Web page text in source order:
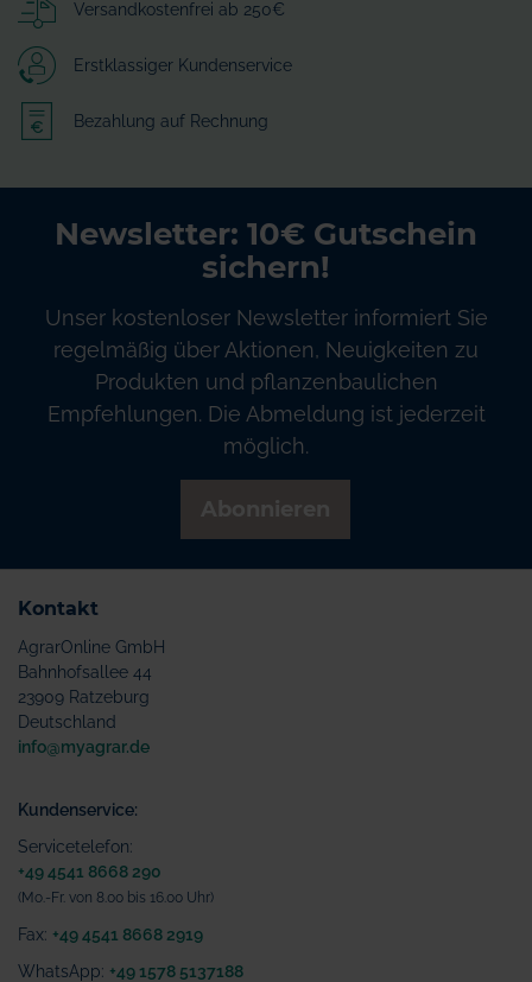
Versandkostenfrei ab 250€
Erstklassiger Kundenservice
Bezahlung auf Rechnung
Newsletter: 10€ Gutschein
sichern!
Unser kostenloser Newsletter informiert Sie
regelmäßig über Aktionen, Neuigkeiten zu
Produkten und pflanzenbaulichen
Empfehlungen. Die Abmeldung ist jederzeit
möglich.
Kontakt
AgrarOnline GmbH
Bahnhofsallee 44
23909 Ratzeburg
Deutschland
info@myagrar.de
Kundenservice:
Servicetelefon:
+49 4541 8668 290
(Mo.-Fr. von 8.00 bis 16.00 Uhr)
Fax: +49 4541 8668 2919
WhatsApp: +49 1578 5137188